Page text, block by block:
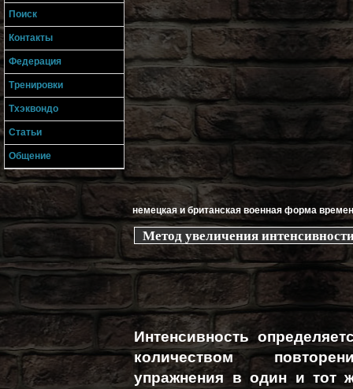
немецкая и британская военная форма
Метод увеличения
Интенсивность
количеством
упражнения в один и тот
Поиск
Контакты
Федерация
Тренировки
Тхэквондо
Статьи
Общение